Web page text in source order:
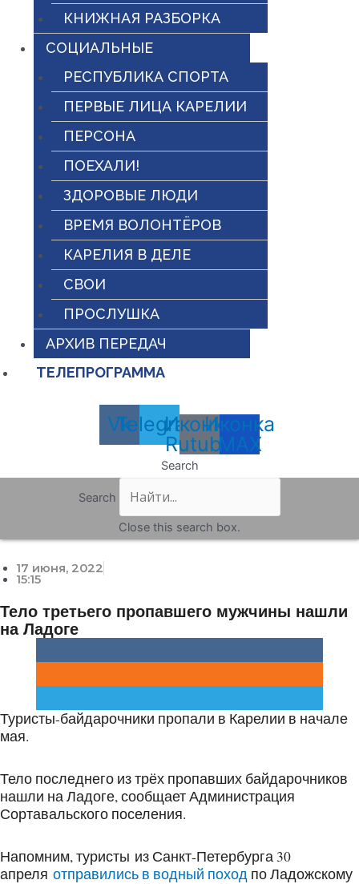
КНИЖНАЯ РАЗБОРКА
СОЦИАЛЬНЫЕ
РЕСПУБЛИКА СПОРТА
ПЕРВЫЕ ЛИЦА КАРЕЛИИ
ПЕРСОНА
ПОЕХАЛИ!
ЗДОРОВЫЕ ЛЮДИ
ВРЕМЯ ВОЛОНТЁРОВ
КАРЕЛИЯ В ДЕЛЕ
СВОИ
ПРОСЛУШКА
АРХИВ ПЕРЕДАЧ
ТЕЛЕПРОГРАММА
Vk
Telegram
Иконка
Rutube
Иконка
MAX
Search
Search
Close this search box.
17 июня, 2022
15:15
Тело третьего пропавшего мужчины нашли
на Ладоге
Туристы-байдарочники пропали в Карелии в начале
мая.
Тело последнего из трёх пропавших байдарочников
нашли на Ладоге, сообщает Администрация
Сортавальского поселения.
Напомним, туристы из Санкт-Петербурга 30
апреля отправились в водный поход по Ладожскому